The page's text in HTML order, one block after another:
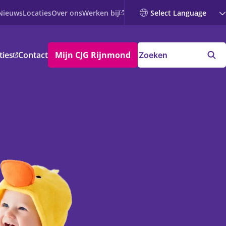
LocatiesOver onsWerken bij
Contact Mijn CJG Rijnmond